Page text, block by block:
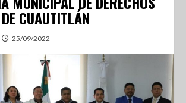
CUAUTITLÁN
25/09/2022